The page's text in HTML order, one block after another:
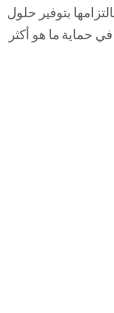
بتوفير حلول
حماية ما هو أكثر